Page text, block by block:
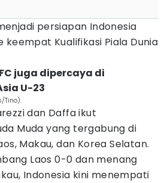
persiapan Indonesia
keempat Kualifikasi Piala Dunia
juga dipercaya di
U-23
Tino).
dan Daffa ikut
Muda yang tergabung di
Makau, dan Korea Selatan.
Laos 0-0 dan menang
Indonesia kini menempati